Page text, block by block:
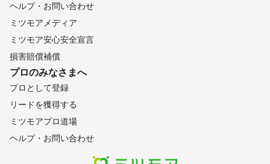
ヘルプ・お問い合わせ
ミツモアメディア
ミツモア安心安全宣言
損害賠償補償
プロのみなさまへ
プロとして登録
リードを獲得する
ミツモアプロ道場
ヘルプ・お問い合わせ